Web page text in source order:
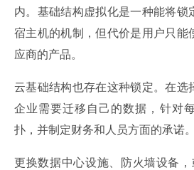
内。基础结构虚拟化是一种能将锁
宿主机的机制，但代价是用户只能
应商的产品。
云基础结构也存在这种锁定。在选
企业需要迁移自己的数据，针对
扑，并制定财务和人员方面的承诺。
更换数据中心设施、防火墙设备